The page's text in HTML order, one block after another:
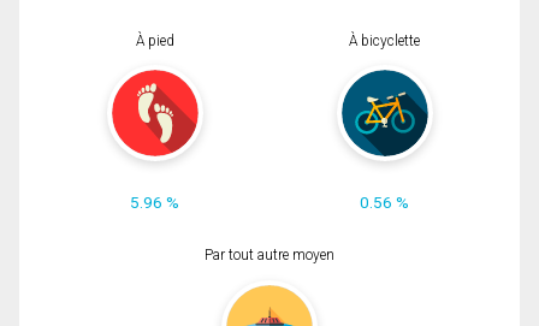
À pied
5.96 %
À bicyclette
0.56 %
Par tout autre moyen